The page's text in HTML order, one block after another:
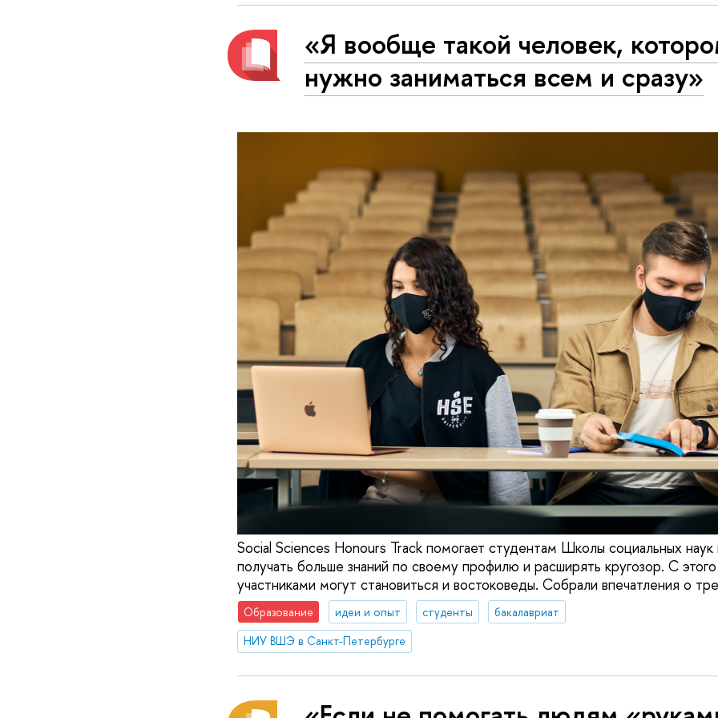
«Я вообще такой человек,
нужно заниматься всем и сразу»
Social Sciences Honours Track помогает студентам Школы социальных
получать больше знаний по своему профилю и расширять кругозор. С
участниками могут становиться и востоковеды. Собрали впечатления о
Образование идеи и опыт студенты
бакалавриат
НИУ ВШЭ в Санкт-Петербурге